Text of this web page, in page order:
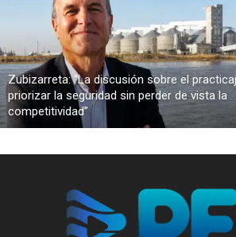
Zubizarreta: “La discusión sobre el
priorizar la seguridad sin perder de vista la
competitividad”